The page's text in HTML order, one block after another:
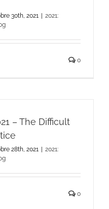
30th, 2021
2021:
0
– The Difficult
28th, 2021
2021:
0